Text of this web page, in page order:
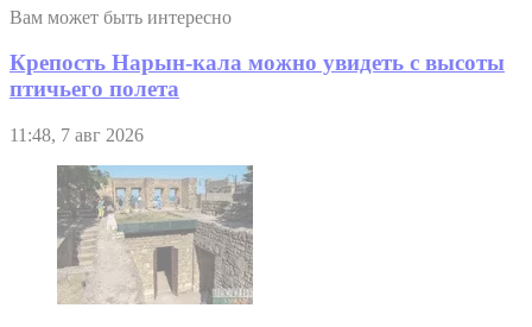
Вам может быть интересно
Крепость Нарын-кала можно увидеть с высоты
птичьего полета
11:48, 7 авг 2026